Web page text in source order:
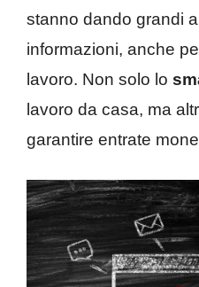
stanno dando grandi
informazioni, anche
lavoro. Non solo lo
lavoro da casa, ma
garantire entrate